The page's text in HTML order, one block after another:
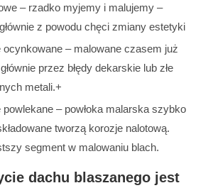
– rzadko myjemy i malujemy –
z powodu chęci zmiany estetyki
ocynkowane – malowane czasem już
przez błędy dekarskie lub złe
metali.+
– powłoka malarska szybko
tworzą korozje nalotową.
segment w malowaniu blach.
dachu blaszanego jest